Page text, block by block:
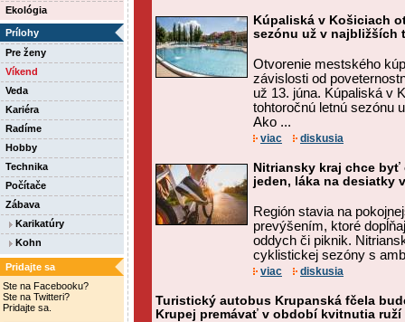
Ekológia
Prílohy
Pre ženy
Víkend
Veda
Kariéra
Radíme
Hobby
Technika
Počítače
Zábava
Karikatúry
Kohn
Pridajte sa
Ste na Facebooku?
Ste na Twitteri?
Pridajte sa.
Kúpaliská v Košiciach
sezónu už v najbližších
Otvorenie mestského
závislosti od
už 13. júna. Kúpaliská v
tohtoročnú letnú sezónu
Ako ...
viac diskusia
Nitriansky kraj chce
jeden, láka na desiatky
Región stavia na
prevýšením, ktoré
oddych či piknik.
cyklistickej sezóny s
viac diskusia
Turistický autobus Krupanská fčela
Krupej premávať v období kvitnutia ruží